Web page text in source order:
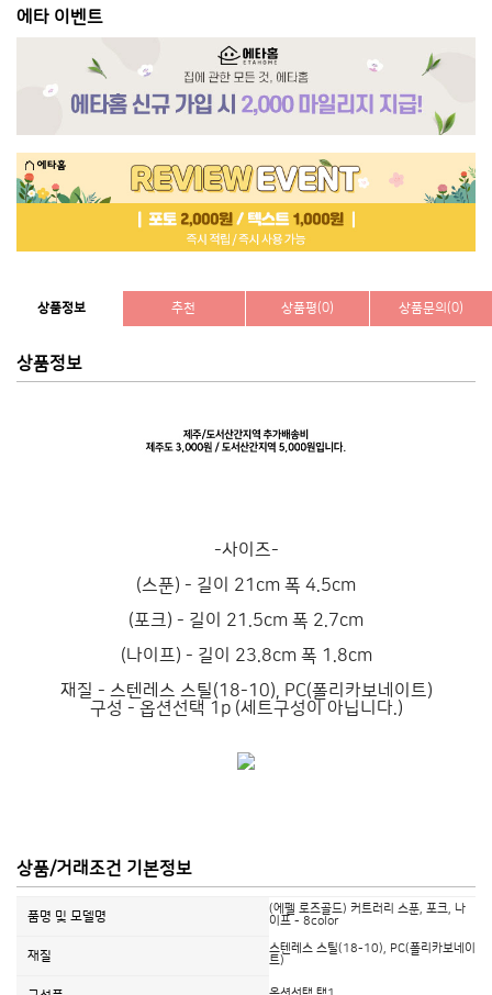
에타 이벤트
상품정보 추천 상품평(0) 상품문의(0)
상품정보
-사이즈-
(스푼) - 길이 21cm 폭 4.5cm
(포크) - 길이 21.5cm 폭 2.7cm
(나이프) - 길이 23.8cm 폭 1.8cm
재질 - 스텐레스 스틸(18-10), PC(폴리카보네이트)
구성 - 옵션선택 1p (세트구성이 아닙니다.)
상품/거래조건 기본정보
품명 및 모델명
(에펠 로즈골드) 커트러리 스푼, 포크, 나
이프 - 8color
재질
스텐레스 스틸(18-10), PC(폴리카보네이
트)